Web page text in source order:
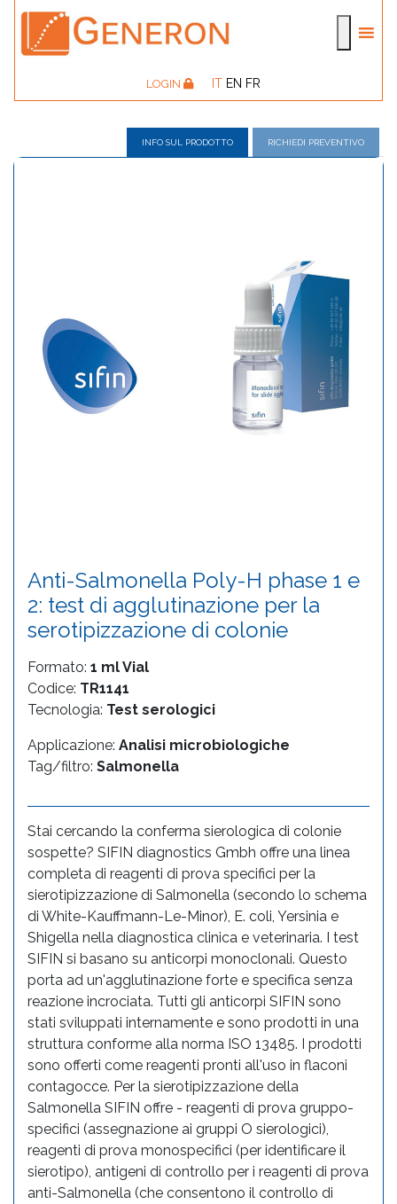
LOGIN IT EN FR
INFO SUL PRODOTTO RICHIEDI PREVENTIVO
Anti-Salmonella Poly-H phase 1 e
2: test di agglutinazione per la
serotipizzazione di colonie
Formato: 1 ml Vial
Codice: TR1141
Tecnologia: Test serologici
Applicazione: Analisi microbiologiche
Tag/filtro: Salmonella
Stai cercando la conferma sierologica di colonie
sospette? SIFIN diagnostics Gmbh offre una linea
completa di reagenti di prova specifici per la
sierotipizzazione di Salmonella (secondo lo schema
di White-Kauffmann-Le-Minor), E. coli, Yersinia e
Shigella nella diagnostica clinica e veterinaria. I test
SIFIN si basano su anticorpi monoclonali. Questo
porta ad un'agglutinazione forte e specifica senza
reazione incrociata. Tutti gli anticorpi SIFIN sono
stati sviluppati internamente e sono prodotti in una
struttura conforme alla norma ISO 13485. I prodotti
sono offerti come reagenti pronti all'uso in flaconi
contagocce. Per la sierotipizzazione della
Salmonella SIFIN offre - reagenti di prova gruppo-
specifici (assegnazione ai gruppi O sierologici),
reagenti di prova monospecifici (per identificare il
sierotipo), antigeni di controllo per i reagenti di prova
anti-Salmonella (che consentono il controllo di